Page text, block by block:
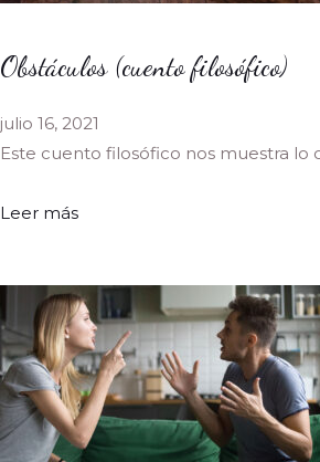
Obstáculos (cuento filosófico)
julio 16, 2021
Este cuento filosófico nos muestra lo
Leer más